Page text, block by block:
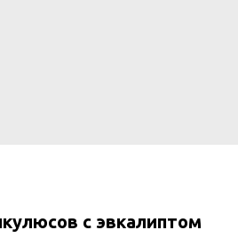
с эвкалиптом